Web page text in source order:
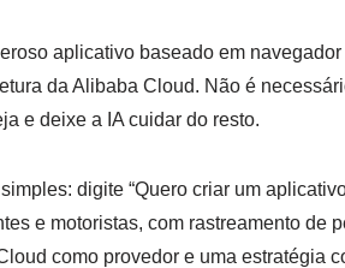
aplicativo baseado em
da Alibaba Cloud. Não é
e deixe a IA cuidar do resto.
digite “Quero criar um
e motoristas, com rastreamento de
como provedor e uma estratégia